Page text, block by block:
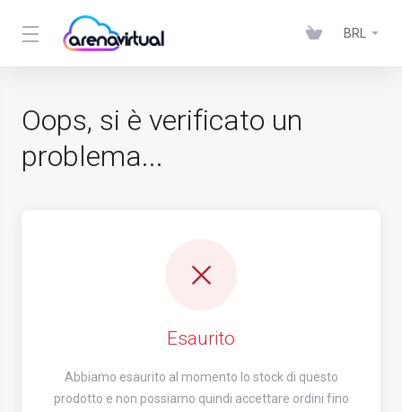
BRL
Oops, si è verificato un
problema...
Esaurito
Abbiamo esaurito al momento lo stock di questo
prodotto e non possiamo quindi accettare ordini fino